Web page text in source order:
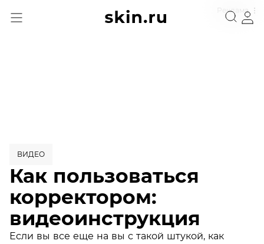
Реклама
ВИДЕО
Как пользоваться
корректором:
видеоинструкция
Если вы все еще на вы с такой штукой, как